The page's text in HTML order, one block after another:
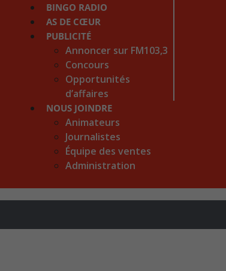
BINGO RADIO
AS DE CŒUR
PUBLICITÉ
Annoncer sur FM103,3
Concours
Opportunités
d’affaires
NOUS JOINDRE
Animateurs
Journalistes
Équipe des ventes
Administration